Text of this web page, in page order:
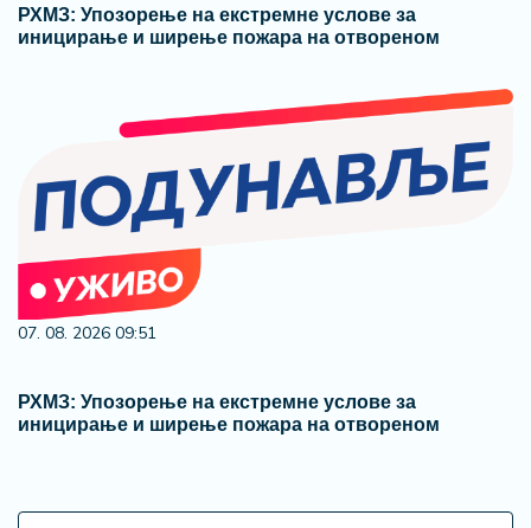
РХМЗ: Упозорење на екстремне услове за
иницирање и ширење пожара на отвореном
07. 08. 2026 09:51
РХМЗ: Упозорење на екстремне услове за
иницирање и ширење пожара на отвореном